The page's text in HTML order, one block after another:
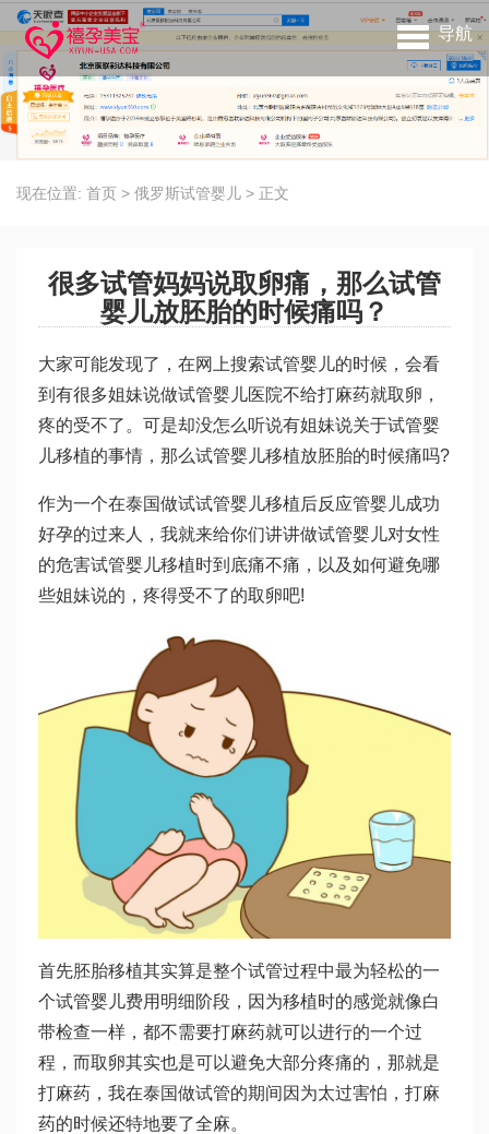
导航
现在位置: 首页 > 俄罗斯试管婴儿 > 正文
很多试管妈妈说取卵痛，那么试管
婴儿放胚胎的时候痛吗？
大家可能发现了，在网上搜索试管婴儿的时候，会看
到有很多姐妹说做试管婴儿医院不给打麻药就取卵，
疼的受不了。可是却没怎么听说有姐妹说关于试管婴
儿移植的事情，那么试管婴儿移植放胚胎的时候痛吗?
作为一个在泰国做试试管婴儿移植后反应管婴儿成功
好孕的过来人，我就来给你们讲讲做试管婴儿对女性
的危害试管婴儿移植时到底痛不痛，以及如何避免哪
些姐妹说的，疼得受不了的取卵吧!
首先胚胎移植其实算是整个试管过程中最为轻松的一
个试管婴儿费用明细阶段，因为移植时的感觉就像白
带检查一样，都不需要打麻药就可以进行的一个过
程，而取卵其实也是可以避免大部分疼痛的，那就是
打麻药，我在泰国做试管的期间因为太过害怕，打麻
药的时候还特地要了全麻。